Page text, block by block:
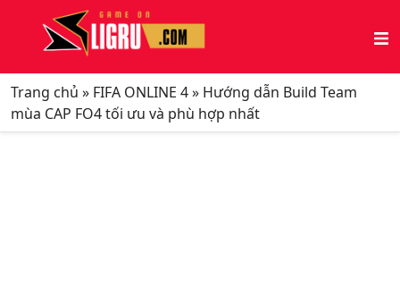
Trang chủ » FIFA ONLINE 4» Hướng dẫn Build Team
mùa CAP FO4 tối ưu và phù hợp nhất